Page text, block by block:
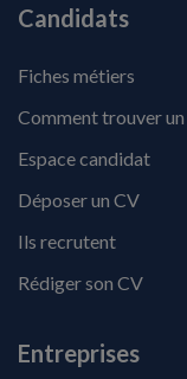
Candidats
Fiches métiers
Comment trouver un
Espace candidat
Déposer un CV
Ils recrutent
Rédiger son CV
Entreprises